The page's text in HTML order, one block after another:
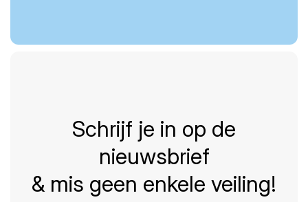
Schrijf je in op de
nieuwsbrief
& mis geen enkele veiling!